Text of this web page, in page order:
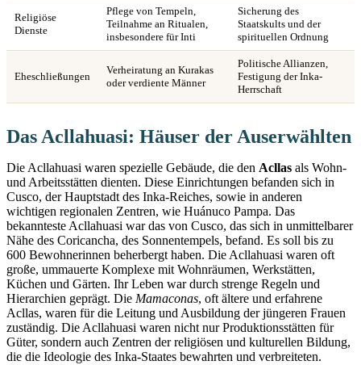
Religiöse
Dienste
Pflege von Tempeln,
Teilnahme an Ritualen,
insbesondere für Inti
Sicherung des
Staatskults und der
spirituellen Ordnung
Eheschließungen
Verheiratung an Kurakas
oder verdiente Männer
Politische Allianzen,
Festigung der Inka-
Herrschaft
Das Acllahuasi: Häuser der Auserwählten
Die Acllahuasi waren spezielle Gebäude, die den Acllas als Wohn-
und Arbeitsstätten dienten. Diese Einrichtungen befanden sich in
Cusco, der Hauptstadt des Inka-Reiches, sowie in anderen
wichtigen regionalen Zentren, wie Huánuco Pampa. Das
bekannteste Acllahuasi war das von Cusco, das sich in unmittelbarer
Nähe des Coricancha, des Sonnentempels, befand. Es soll bis zu
600 Bewohnerinnen beherbergt haben. Die Acllahuasi waren oft
große, ummauerte Komplexe mit Wohnräumen, Werkstätten,
Küchen und Gärten. Ihr Leben war durch strenge Regeln und
Hierarchien geprägt. Die Mamaconas, oft ältere und erfahrene
Acllas, waren für die Leitung und Ausbildung der jüngeren Frauen
zuständig. Die Acllahuasi waren nicht nur Produktionsstätten für
Güter, sondern auch Zentren der religiösen und kulturellen Bildung,
die die Ideologie des Inka-Staates bewahrten und verbreiteten.